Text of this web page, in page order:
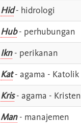
Hid- hidrologi
Hub- perhubungan
Ikn- perikanan
Kat- agama - Katolik
Kris- agama - Kristen
Man- manajemen